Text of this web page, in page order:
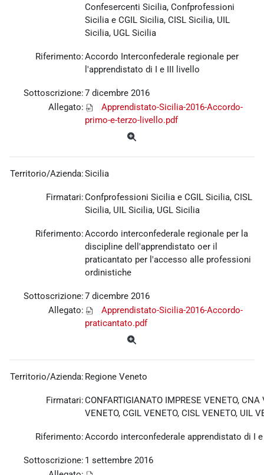
Confesercenti Sicilia, Confprofessioni
Sicilia e CGIL Sicilia, CISL Sicilia, UIL
Sicilia, UGL Sicilia
Riferimento:Accordo Interconfederale regionale per
l'apprendistato di I e III livello
Sottoscrizione:7 dicembre 2016
Allegato:
Apprendistato-Sicilia-2016-Accordo-
primo-e-terzo-livello.pdf
Territorio/Azienda:Sicilia
Firmatari:Confprofessioni Sicilia e CGIL Sicilia, CISL
Sicilia, UIL Sicilia, UGL Sicilia
Riferimento:Accordo interconfederale regionale per la
discipline dell'apprendistato oer il
praticantato per l'accesso alle professioni
ordinistiche
Sottoscrizione:7 dicembre 2016
Allegato:
Apprendistato-Sicilia-2016-Accordo-
praticantato.pdf
Territorio/Azienda: Regione Veneto
Firmatari:CONFARTIGIANATO IMPRESE VENETO,
VENETO, CGIL VENETO, CISL VENETO, UIL
Riferimento:Accordo interconfederale apprendistato di I
Sottoscrizione: 1 settembre 2016